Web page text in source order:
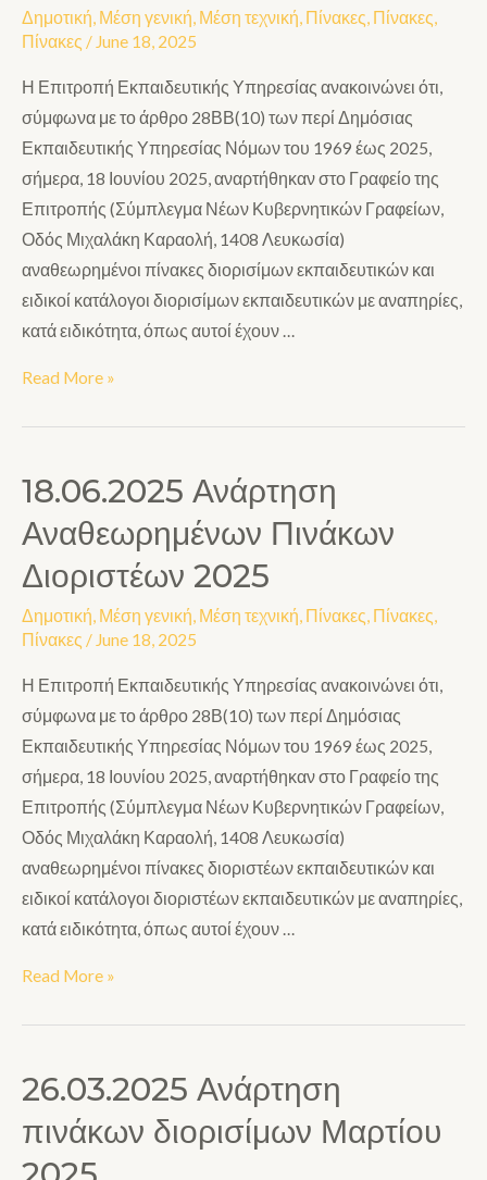
Δημοτική, Μέση γενική, Μέση τεχνική, Πίνακες, Πίνακες,
Πίνακες / June 18, 2025
Η Επιτροπή Εκπαιδευτικής Υπηρεσίας ανακοινώνει ότι,
σύμφωνα με το άρθρο 28ΒΒ(10) των περί Δημόσιας
Εκπαιδευτικής Υπηρεσίας Νόμων του 1969 έως 2025,
σήμερα, 18 Ιουνίου 2025, αναρτήθηκαν στο Γραφείο της
Επιτροπής (Σύμπλεγμα Νέων Κυβερνητικών Γραφείων,
Οδός Μιχαλάκη Καραολή, 1408 Λευκωσία)
αναθεωρημένοι πίνακες διορισίμων εκπαιδευτικών και
ειδικοί κατάλογοι διορισίμων εκπαιδευτικών με αναπηρίες,
κατά ειδικότητα, όπως αυτοί έχουν …
Read More »
18.06.2025 Ανάρτηση
Αναθεωρημένων Πινάκων
Διοριστέων 2025
Δημοτική, Μέση γενική, Μέση τεχνική, Πίνακες, Πίνακες,
Πίνακες / June 18, 2025
Η Επιτροπή Εκπαιδευτικής Υπηρεσίας ανακοινώνει ότι,
σύμφωνα με το άρθρο 28Β(10) των περί Δημόσιας
Εκπαιδευτικής Υπηρεσίας Νόμων του 1969 έως 2025,
σήμερα, 18 Ιουνίου 2025, αναρτήθηκαν στο Γραφείο της
Επιτροπής (Σύμπλεγμα Νέων Κυβερνητικών Γραφείων,
Οδός Μιχαλάκη Καραολή, 1408 Λευκωσία)
αναθεωρημένοι πίνακες διοριστέων εκπαιδευτικών και
ειδικοί κατάλογοι διοριστέων εκπαιδευτικών με αναπηρίες,
κατά ειδικότητα, όπως αυτοί έχουν …
Read More »
26.03.2025 Ανάρτηση
πινάκων διορισίμων Μαρτίου